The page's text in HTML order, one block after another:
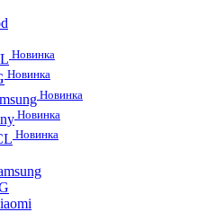
Новинка
Новинка
Новинка
Новинка
Новинка